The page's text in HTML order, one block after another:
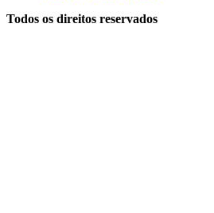
Todos os direitos reservados